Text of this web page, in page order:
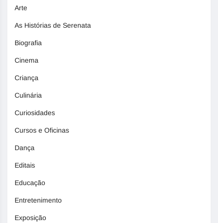
Arte
As Histórias de Serenata
Biografia
Cinema
Criança
Culinária
Curiosidades
Cursos e Oficinas
Dança
Editais
Educação
Entretenimento
Exposição